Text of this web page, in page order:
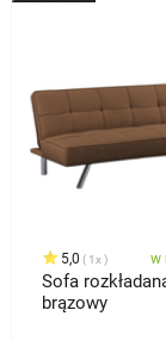
5,0 1x w
Sofa
brązowy